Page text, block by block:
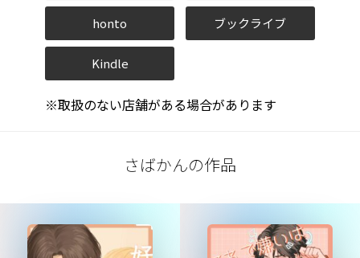
honto ブックライブ
Kindle
※取扱のない店舗がある場合があります
さばかんの作品